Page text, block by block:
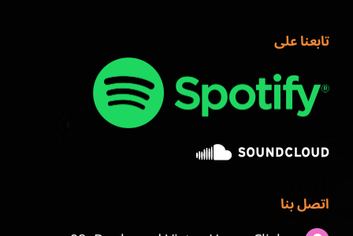
تابعنا على
اتصل بنا